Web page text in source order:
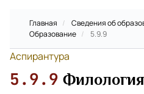
Главная / Сведения об
Образование / 5.9.9
Аспирантура
5.9.9 Филология